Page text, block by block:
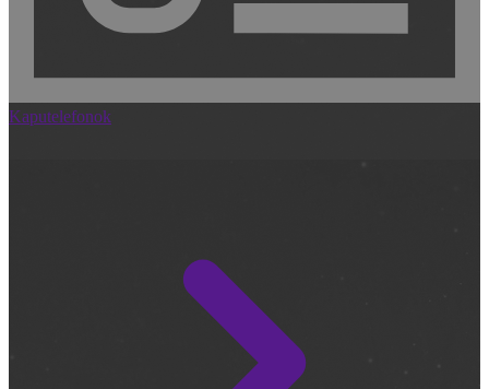
Kaputelefonok